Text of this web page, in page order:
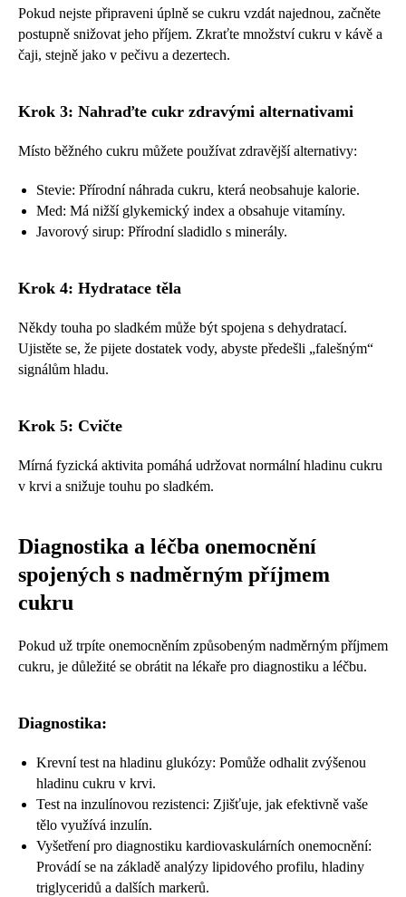
Pokud nejste připraveni úplně se cukru vzdát najednou, začněte
postupně snižovat jeho příjem. Zkraťte množství cukru v kávě a
čaji, stejně jako v pečivu a dezertech.
Krok 3: Nahraďte cukr zdravými alternativami
Místo běžného cukru můžete používat zdravější alternativy:
Stevie: Přírodní náhrada cukru, která neobsahuje kalorie.
Med: Má nižší glykemický index a obsahuje vitamíny.
Javorový sirup: Přírodní sladidlo s minerály.
Krok 4: Hydratace těla
Někdy touha po sladkém může být spojena s dehydratací.
Ujistěte se, že pijete dostatek vody, abyste předešli „falešným“
signálům hladu.
Krok 5: Cvičte
Mírná fyzická aktivita pomáhá udržovat normální hladinu cukru
v krvi a snižuje touhu po sladkém.
Diagnostika a léčba onemocnění
spojených s nadměrným příjmem
cukru
Pokud už trpíte onemocněním způsobeným nadměrným příjmem
cukru, je důležité se obrátit na lékaře pro diagnostiku a léčbu.
Diagnostika:
Krevní test na hladinu glukózy: Pomůže odhalit zvýšenou
hladinu cukru v krvi.
Test na inzulínovou rezistenci: Zjišťuje, jak efektivně vaše
tělo využívá inzulín.
Vyšetření pro diagnostiku kardiovaskulárních onemocnění:
Provádí se na základě analýzy lipidového profilu, hladiny
triglyceridů a dalších markerů.